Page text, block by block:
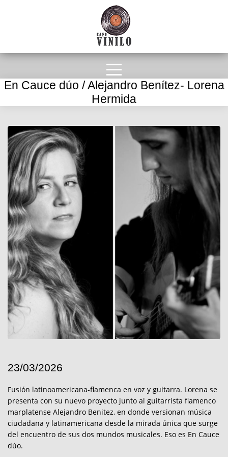
En Cauce dúo / Alejandro Benítez- Lorena
Hermida
23/03/2026
Fusión latinoamericana-flamenca en voz y guitarra. Lorena se
presenta con su nuevo proyecto junto al guitarrista flamenco
marplatense Alejandro Benitez, en donde versionan música
ciudadana y latinamericana desde la mirada única que surge
del encuentro de sus dos mundos musicales. Eso es En Cauce
dúo.